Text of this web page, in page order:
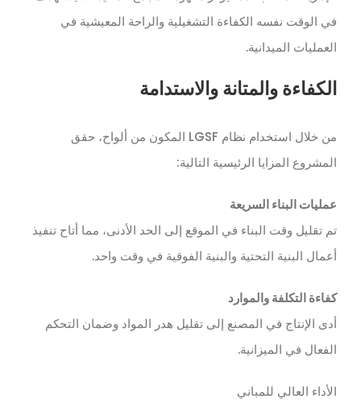
في الوقت نفسه الكفاءة التشغيلية والراحة المعيشية في
العمليات الميدانية.
الكفاءة والمتانة والاستدامة
من خلال استخدام نظام LGSF المكون من ألواح، حقق
المشروع المزايا الرئيسية التالية:
عمليات البناء السريعة
تم تقليل وقت البناء في الموقع إلى الحد الأدنى، مما أتاح تنفيذ
أعمال البنية التحتية والبنية الفوقية في وقت واحد.
كفاءة التكلفة والموارد
أدى الإنتاج في المصنع إلى تقليل هدر المواد وضمان التحكم
الفعال في الميزانية.
الأداء العالي للمباني